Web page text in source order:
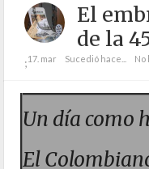
El
de la
;17. mar Sucedió hace... No
Un día como
El